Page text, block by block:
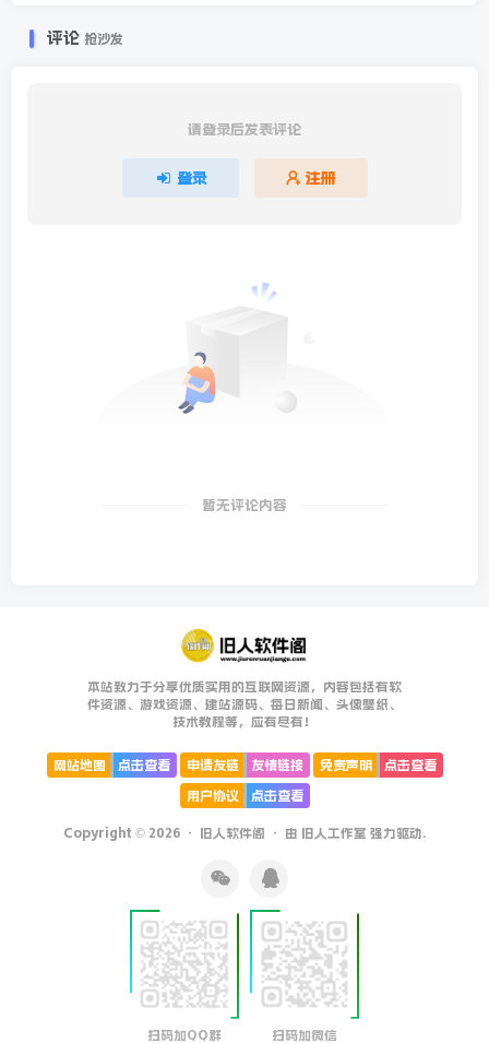
评论 抢沙发
请登录后发表评论
登录 注册
暂无评论内容
本站致力于分享优质实用的互联网资源，内容包括有软
件资源、游戏资源、建站源码、每日新闻、头像壁纸、
技术教程等，应有尽有！
网站地图 点击查看 申请友链 友情链接 免责声明
点击查看
用户协议
点击查看
Copyright © 2026 · 旧人软件阁 · 由 旧人工作室 强力驱动.
扫码加QQ群 扫码加微信